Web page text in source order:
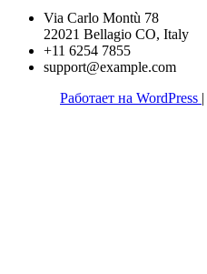
Via Carlo Montù 78
22021 Bellagio CO, Italy
+11 6254 7855
support@example.com
Работает на WordPress |